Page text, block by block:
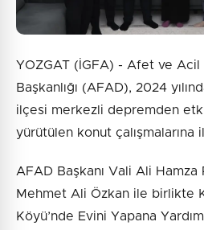
YOZGAT (İGFA) - Afet ve Acil
Başkanlığı (AFAD), 2024
ilçesi merkezli depremden
yürütülen konut çalışmalarına
AFAD Başkanı Vali Ali Hamza
Mehmet Ali Özkan ile birlikte
Köyü’nde Evini Yapana